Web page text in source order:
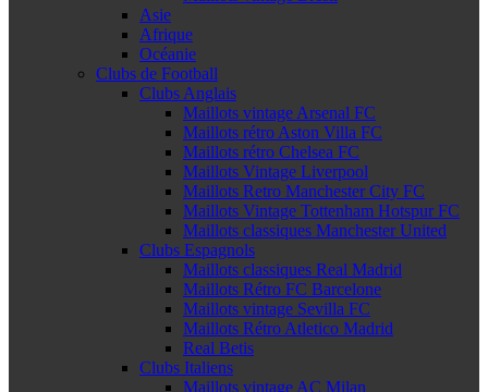
Asie
Afrique
Océanie
Clubs de Football
Clubs Anglais
Maillots vintage Arsenal FC
Maillots rétro Aston Villa FC
Maillots rétro Chelsea FC
Maillots Vintage Liverpool
Maillots Retro Manchester City FC
Maillots Vintage Tottenham Hotspur FC
Maillots classiques Manchester United
Clubs Espagnols
Maillots classiques Real Madrid
Maillots Rétro FC Barcelone
Maillots vintage Sevilla FC
Maillots Rétro Atletico Madrid
Real Betis
Clubs Italiens
Maillots vintage AC Milan